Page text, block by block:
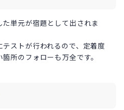
単元が宿題として出されま
ストが行われるので、定着度
所のフォローも万全です。